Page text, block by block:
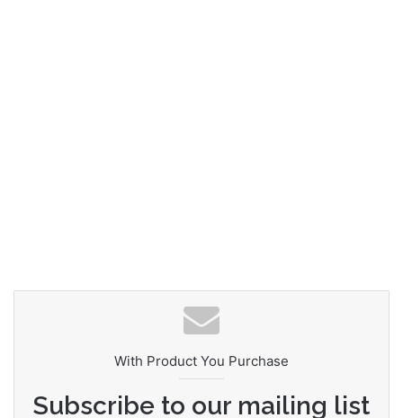
With Product You Purchase
Subscribe to our mailing list